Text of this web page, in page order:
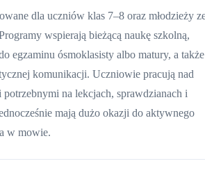
dla uczniów klas 7–8 oraz młodzieży
wspierają bieżącą naukę szkolną,
egzaminu ósmoklasisty albo matury, a także
komunikacji. Uczniowie pracują nad
potrzebnymi na lekcjach, sprawdzianach i
mają dużo okazji do aktywnego
w mowie.